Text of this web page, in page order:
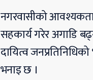
नगरवासीको
सहकार्य गरेर अगाडि
दायित्व
भनाइ छ ।